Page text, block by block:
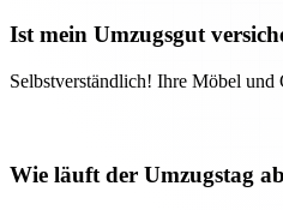
Ist mein Umzugsgut
Selbstverständlich! Ihre Möbel und
Wie läuft der Umzugstag